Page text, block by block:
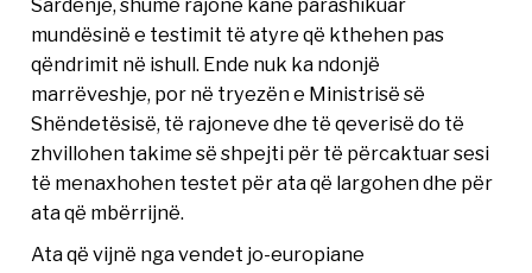
mundësinë e testimit të atyre që kthehen pas
qëndrimit në ishull. Ende nuk ka ndonjë
marrëveshje, por në tryezën e Ministrisë së
Shëndetësisë, të rajoneve dhe të qeverisë do të
zhvillohen takime së shpejti për të përcaktuar sesi
të menaxhohen testet për ata që largohen dhe për
ata që mbërrijnë.
Ata që vijnë nga vendet jo-europiane